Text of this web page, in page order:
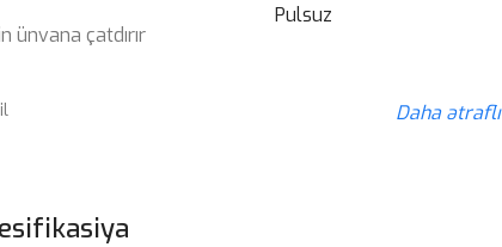
ünvana çatdırır
Pulsuz
Daha ətraflı